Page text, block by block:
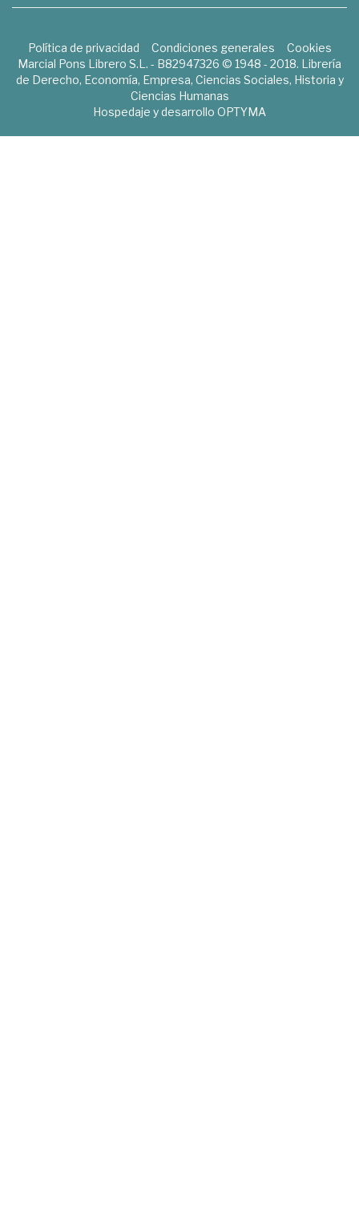
Política de privacidad Condiciones generales
Cookies
Marcial Pons Librero S.L. - B82947326 © 1948 - 2018. Librería
de Derecho, Economía, Empresa, Ciencias Sociales, Historia y
Ciencias Humanas
Hospedaje y desarrollo OPTYMA